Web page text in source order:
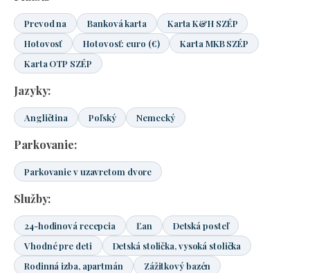
Prevod na Banková karta
Karta K&H SZÉP
Hotovosť
Hotovosť: euro (€)
Karta MKB SZÉP
Karta OTP SZÉP
Jazyky:
Angličtina Poľský Nemecký
Parkovanie:
Parkovanie v uzavretom dvore
Služby:
24-hodinová recepcia Ľan
Detská posteľ
Vhodné pre deti
Detská stolička, vysoká stolička
Rodinná izba, apartmán
Zážitkový bazén